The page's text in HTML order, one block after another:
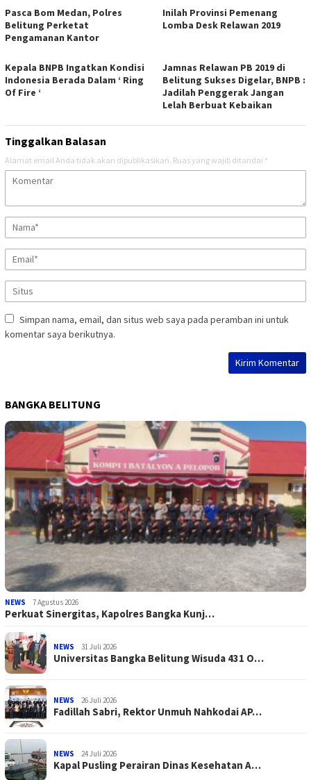
Pasca Bom Medan, Polres
Belitung Perketat
Pengamanan Kantor
Inilah Provinsi Pemenang
Lomba Desk Relawan 2019
Kepala BNPB Ingatkan Kondisi
Indonesia Berada Dalam ‘ Ring
Of Fire ‘
Jamnas Relawan PB 2019 di
Belitung Sukses Digelar, BNPB :
Jadilah Penggerak Jangan
Lelah Berbuat Kebaikan
Tinggalkan Balasan
Alamat email Anda tidak akan dipublikasikan. Ruas yang wajib ditandai *
Simpan nama, email, dan situs web saya pada peramban ini untuk
komentar saya berikutnya.
BANGKA BELITUNG
NEWS 7 Agustus 2026
Perkuat Sinergitas, Kapolres Bangka Kunj…
NEWS 31 Juli 2026
Universitas Bangka Belitung Wisuda 431 O…
NEWS 26 Juli 2026
Fadillah Sabri, Rektor Unmuh Nahkodai AP…
NEWS 24 Juli 2026
Kapal Pusling Perairan Dinas Kesehatan A…